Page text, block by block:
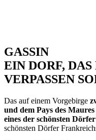
GASSIN
EIN DORF,
VERPASSEN
Das auf einem Vorgebirge
und dem Pays des Maures
eines der schönsten
schönsten Dörfer